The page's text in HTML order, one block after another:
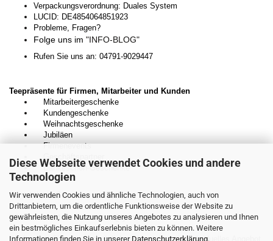
Diese Webseite verwendet Cookies und andere
Technologien
Wir verwenden Cookies und ähnliche Technologien, auch von
Drittanbietern, um die ordentliche Funktionsweise der Website zu
gewährleisten, die Nutzung unseres Angebotes zu analysieren und Ihnen
ein bestmögliches Einkaufserlebnis bieten zu können. Weitere
Informationen finden Sie in unserer Datenschutzerklärung.
Verpackungsverordnung: Duales System
LUCID: DE4854064851923
Probleme, Fragen?
Folge uns im "INFO-BLOG"
Rufen Sie uns an: 04791-9029447
Teepräsente für Firmen, Mitarbeiter und Kunden
Mitarbeitergeschenke
Kundengeschenke
Weihnachtsgeschenke
Jubiläen
Firmenevents
Geschäftspartner
Dankeschön-Geschenke
Kontaktieren Sie uns unverbindlich:
E-Mail:kontakt.teedesnordens@gmail.com
Wir beraten Sie gerne persönlich und erstellen ein individuelles Angebot.